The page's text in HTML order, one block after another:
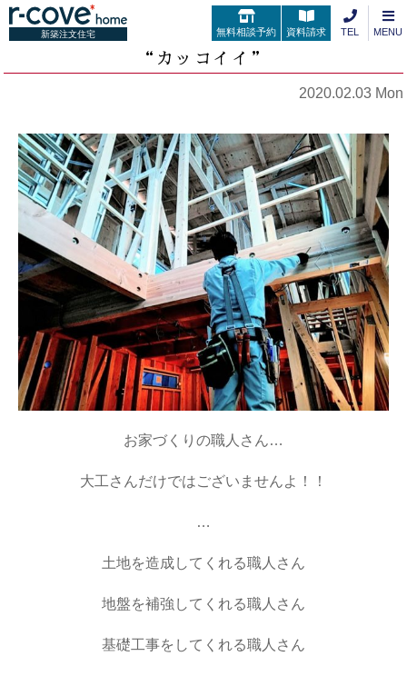
新築注文住宅 無料相談予約 資料請求 TEL MENU
“カッコイイ”
2020.02.03 Mon
お家づくりの職人さん…
大工さんだけではございませんよ！！
…
土地を造成してくれる職人さん
地盤を補強してくれる職人さん
基礎工事をしてくれる職人さん